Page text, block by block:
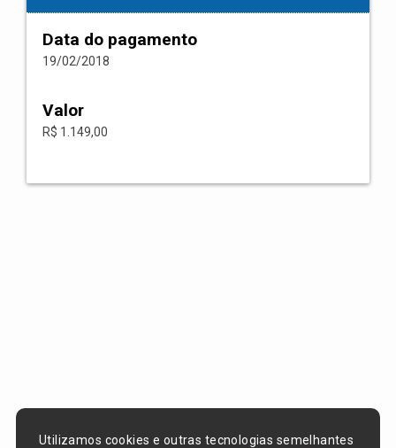
Data do pagamento
19/02/2018
Valor
R$ 1.149,00
Utilizamos cookies e outras tecnologias semelhantes